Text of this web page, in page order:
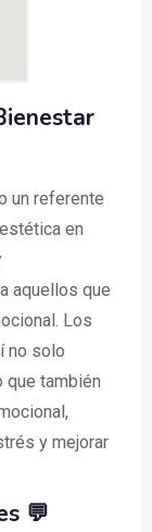
un referente
en
aquellos que
Los
no solo
que también
y mejorar
💬